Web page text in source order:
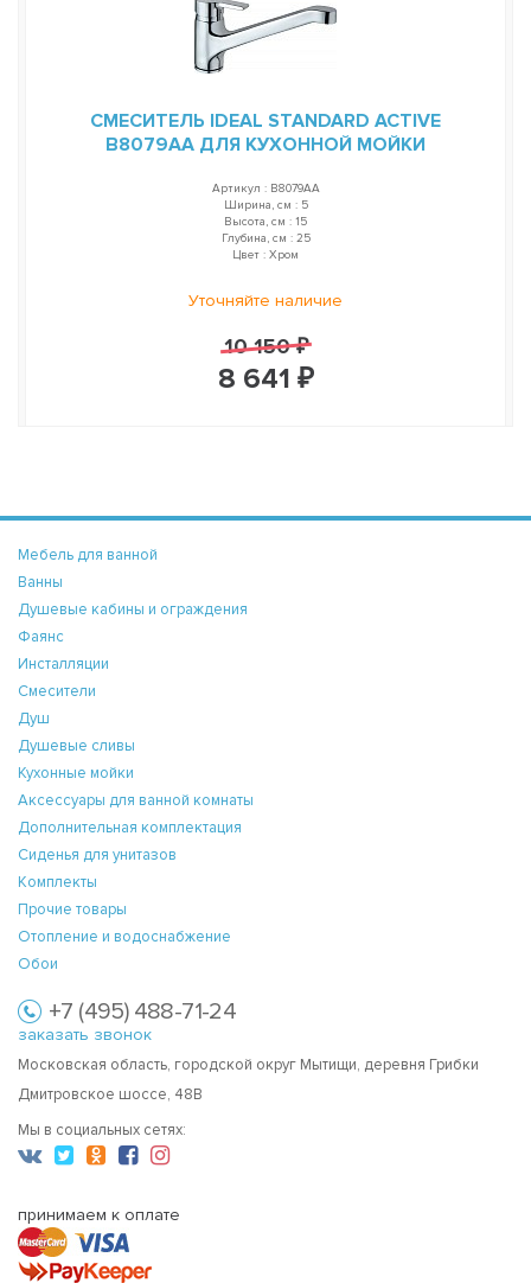
СМЕСИТЕЛЬ IDEAL STANDARD ACTIVE
B8079AA ДЛЯ КУХОННОЙ МОЙКИ
Артикул : B8079AA
Ширина, см : 5
Высота, см : 15
Глубина, см : 25
Цвет : Хром
Уточняйте наличие
10 150 ₽
8 641 ₽
Мебель для ванной
Ванны
Душевые кабины и ограждения
Фаянс
Инсталляции
Смесители
Душ
Душевые сливы
Кухонные мойки
Аксессуары для ванной комнаты
Дополнительная комплектация
Сиденья для унитазов
Комплекты
Прочие товары
Отопление и водоснабжение
Обои
+7 (495) 488-71-24
заказать звонок
Московская область, городской округ Мытищи, деревня Грибки
Дмитровское шоссе, 48В
Мы в социальных сетях:
принимаем к оплате